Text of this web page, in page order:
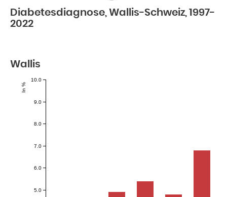
Diabetesdiagnose, Wallis-Schweiz, 1997-
2022
Wallis
In %
5.0
6.0
7.0
8.0
9.0
10.0